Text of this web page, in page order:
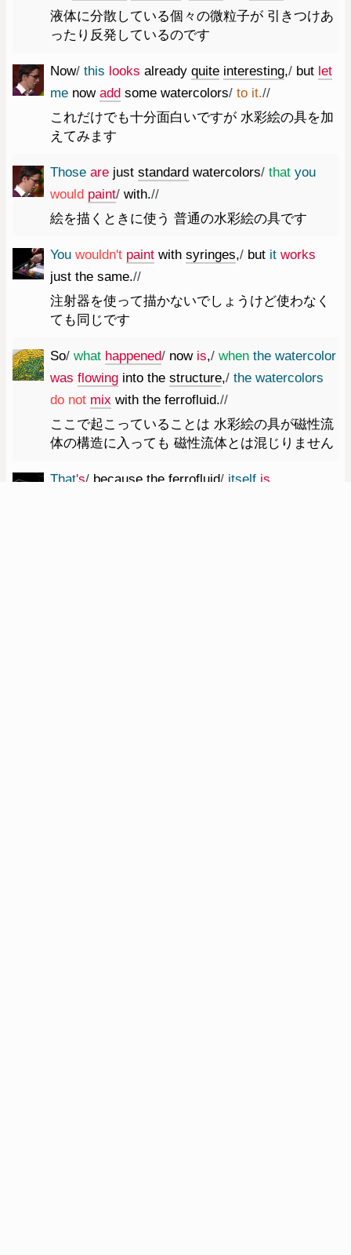
液体に分散している個々の微粒子が 引きつけあ
ったり反発しているのです
Now/ this looks already quite interesting,/ but let
me now add some watercolors/ to it.//
これだけでも十分面白いですが 水彩絵の具を加
えてみます
Those are just standard watercolors/ that you
would paint/ with.//
絵を描くときに使う 普通の水彩絵の具です
You wouldn't paint with syringes,/ but it works
just the same.//
注射器を使って描かないでしょうけど使わなく
ても同じです
So/ what happened/ now is,/ when the watercolor
was flowing into the structure,/ the watercolors
do not mix with the ferrofluid.//
ここで起こっていることは 水彩絵の具が磁性流
体の構造に入っても 磁性流体とは混じりません
That's/ because the ferrofluid/ itself is